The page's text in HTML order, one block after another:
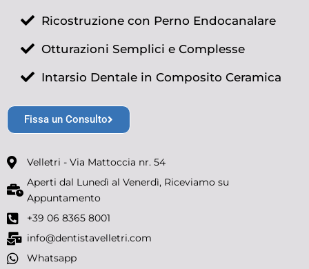
Ricostruzione con Perno Endocanalare
Otturazioni Semplici e Complesse
Intarsio Dentale in Composito Ceramica
Fissa un Consulto
Velletri - Via Mattoccia nr. 54
Aperti dal Lunedì al Venerdì, Riceviamo su
Appuntamento
+39 06 8365 8001
info@dentistavelletri.com
Whatsapp